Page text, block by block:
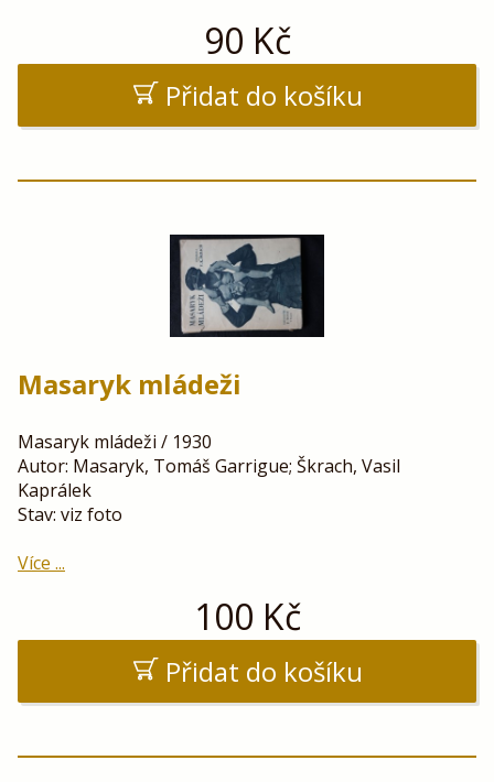
90 Kč
Přidat do košíku
Masaryk mládeži
Masaryk mládeži / 1930
Autor: Masaryk, Tomáš Garrigue; Škrach, Vasil
Kaprálek
Stav: viz foto
Více ...
100 Kč
Přidat do košíku